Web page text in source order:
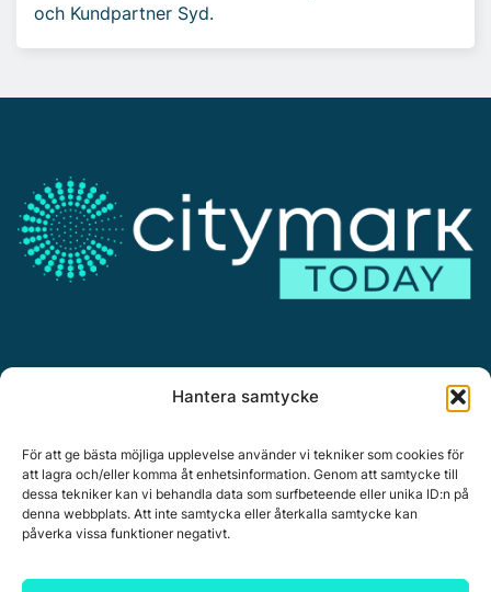
Hantera samtycke
För att ge bästa möjliga upplevelse använder vi tekniker som cookies för
att lagra och/eller komma åt enhetsinformation. Genom att samtycke till
dessa tekniker kan vi behandla data som surfbeteende eller unika ID:n på
denna webbplats. Att inte samtycka eller återkalla samtycke kan
påverka vissa funktioner negativt.
och Kundpartner Syd.
Personuppgiftspolicy
www.citymark.se, Tel. växel 0651-15050,Policy för